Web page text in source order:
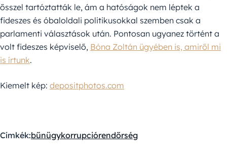
ősszel tartóztatták le, ám a hatóságok nem léptek a
fideszes és óbaloldali politikusokkal szemben csak a
parlamenti választások után. Pontosan ugyanez történt a
volt fideszes képviselő, Bóna Zoltán ügyében is, amiről mi
is írtunk.
Kiemelt kép: depositphotos.com
Címkék:bűnügykorrupciórendőrség